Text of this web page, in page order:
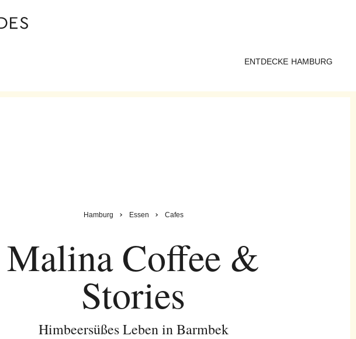
ENTDECKE HAMBURG
Hamburg Essen Cafes
Malina Coffee &
Stories
Himbeersüßes Leben in Barmbek